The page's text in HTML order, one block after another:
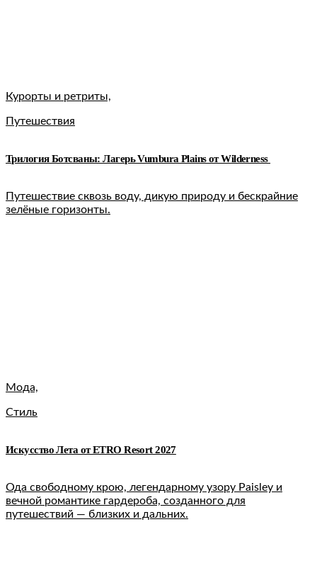
Курорты и ретриты,
Путешествия
Трилогия Ботсваны: Лагерь Vumbura Plains от Wilderness
Путешествие сквозь воду, дикую природу и бескрайние
зелёные горизонты.
Мода,
Стиль
Искусство Лета от ETRO Resort 2027
Ода свободному крою, легендарному узору Paisley и
вечной романтике гардероба, созданного для
путешествий — близких и дальних.